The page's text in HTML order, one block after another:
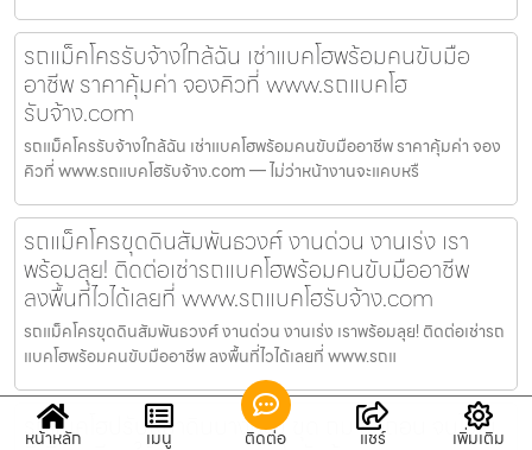
รถแม็คโครรับจ้างใกล้ฉัน เช่าแบคโฮพร้อมคนขับมือ
อาชีพ ราคาคุ้มค่า จองคิวที่ www.รถแบคโฮ
รับจ้าง.com
รถแม็คโครรับจ้างใกล้ฉัน เช่าแบคโฮพร้อมคนขับมืออาชีพ ราคาคุ้มค่า จอง
คิวที่ www.รถแบคโฮรับจ้าง.com — ไม่ว่าหน้างานจะแคบหรื
รถแม็คโครขุดดินสัมพันธวงศ์ งานด่วน งานเร่ง เรา
พร้อมลุย! ติดต่อเช่ารถแบคโฮพร้อมคนขับมืออาชีพ
ลงพื้นที่ไวได้เลยที่ www.รถแบคโฮรับจ้าง.com
รถแม็คโครขุดดินสัมพันธวงศ์ งานด่วน งานเร่ง เราพร้อมลุย! ติดต่อเช่ารถ
แบคโฮพร้อมคนขับมืออาชีพ ลงพื้นที่ไวได้เลยที่ www.รถแ
รถแบคโฮปรับหน้าดินบางกะปิ ขุด ถม รื้อถอน จบไวใน
หน้าหลัก เมนู ติดต่อ แชร์ เพิ่มเติม